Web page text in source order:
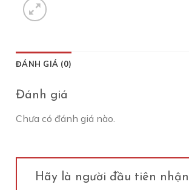
ĐÁNH GIÁ (0)
Đánh giá
Chưa có đánh giá nào.
Hãy là người đầu tiên nhận